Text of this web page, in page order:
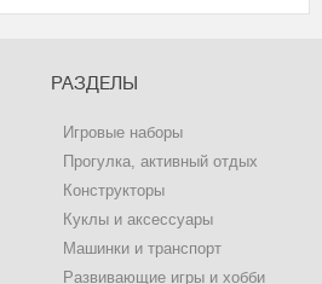
РАЗДЕЛЫ
Игровые наборы
Прогулка, активный отдых
Конструкторы
Куклы и аксессуары
Машинки и транспорт
Развивающие игры и хобби